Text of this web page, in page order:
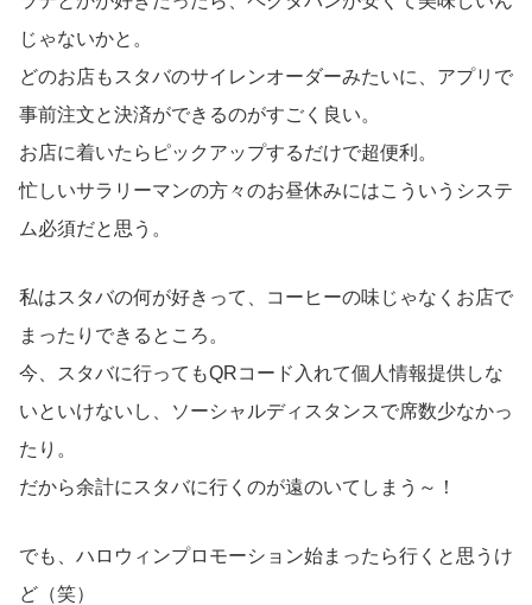
じゃないかと。
どのお店もスタバのサイレンオーダーみたいに、アプリで
事前注文と決済ができるのがすごく良い。
お店に着いたらピックアップするだけで超便利。
忙しいサラリーマンの方々のお昼休みにはこういうシステ
ム必須だと思う。
私はスタバの何が好きって、コーヒーの味じゃなくお店で
まったりできるところ。
今、スタバに行ってもQRコード入れて個人情報提供しな
いといけないし、ソーシャルディスタンスで席数少なかっ
たり。
だから余計にスタバに行くのが遠のいてしまう～！
でも、ハロウィンプロモーション始まったら行くと思うけ
ど（笑）